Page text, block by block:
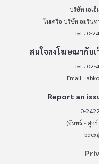
บริษัท เอเ
ในเครือ บริษัท อมริน
Tel : 0-
สนใจลงโฆษณากับเ
Tel : 02-
Email :
Report an
0-
(จันทร์ - ศุกร์